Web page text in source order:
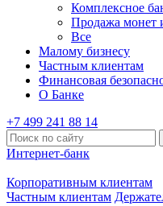
Комплексное
Продажа монет
Все
Малому бизнесу
Частным клиентам
Финансовая
О Банке
+7 499 241 88 14
Интернет-банк
Корпоративным клиентам
Частным клиентам